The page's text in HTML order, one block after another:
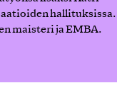
hallituksissa.
maisteri ja EMBA.